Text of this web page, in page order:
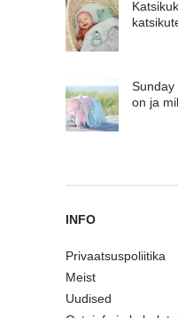
Sunday
on ja
INFO
Privaatsuspoliitika
Meist
Uudised